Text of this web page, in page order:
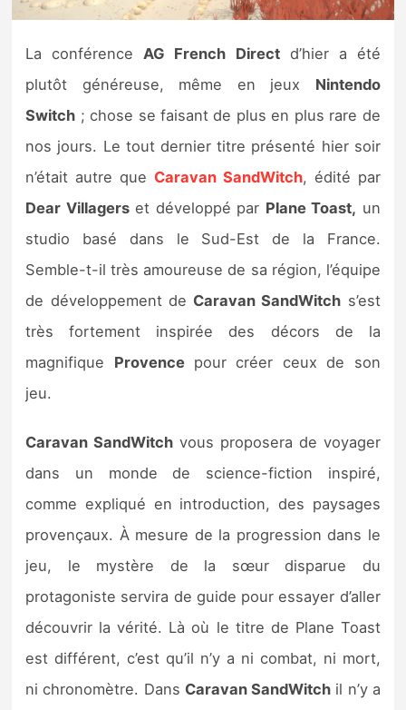
Tests de jeux
Tests d’accessoires
Previews
Précommandes
Précommandes jeux Switch 2
Sorties de jeux
Bons plans
La conférenceAG French Directd’hier a été
plutôt généreuse, même en jeux Nintendo
Switch ; chose se faisant de plus en plus rare de
nos jours. Le tout dernier titre présenté hier soir
n’était autre que Caravan SandWitch, édité par
Dear Villagerset développé par Plane Toast, un
studio basé dans le Sud-Est de la France.
Semble-t-il très amoureuse de sa région, l’équipe
de développement de Caravan SandWitch s’est
très fortement inspirée des décors de la
magnifique Provencepour créer ceux de son
jeu.
Caravan SandWitch vous proposera de voyager
dans un monde de science-fiction inspiré,
comme expliqué en introduction, des paysages
provençaux. À mesure de la progression dans le
jeu, le mystère de la sœur disparue du
protagoniste servira de guide pour essayer d’aller
découvrir la vérité. Là où le titre de Plane Toast
est différent, c’est qu’il n’y a ni combat, ni mort,
ni chronomètre. Dans Caravan SandWitch il n’y a